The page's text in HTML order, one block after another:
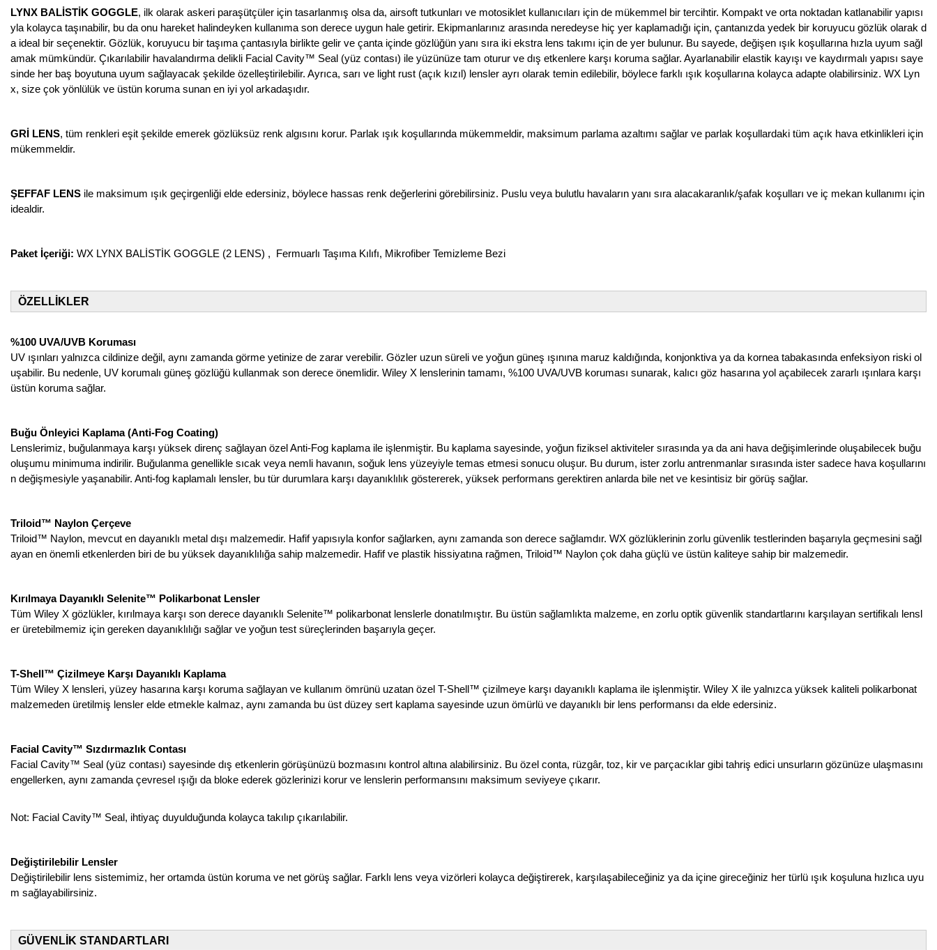
LYNX BALİSTİK GOGGLE, ilk olarak askeri paraşütçüler için tasarlanmış olsa da, airsoft tutkunları ve motosiklet kullanıcıları için de mükemmel bir tercihtir. Kompakt ve orta noktadan katlanabilir yapısı
yla kolayca taşınabilir, bu da onu hareket halindeyken kullanıma son derece uygun hale getirir. Ekipmanlarınız arasında neredeyse hiç yer kaplamadığı için, çantanızda yedek bir koruyucu gözlük olarak d
a ideal bir seçenektir. Gözlük, koruyucu bir taşıma çantasıyla birlikte gelir ve çanta içinde gözlüğün yanı sıra iki ekstra lens takımı için de yer bulunur. Bu sayede, değişen ışık koşullarına hızla uyum sağl
amak mümkündür. Çıkarılabilir havalandırma delikli Facial Cavity™ Seal (yüz contası) ile yüzünüze tam oturur ve dış etkenlere karşı koruma sağlar. Ayarlanabilir elastik kayışı ve kaydırmalı yapısı saye
sinde her baş boyutuna uyum sağlayacak şekilde özelleştirilebilir. Ayrıca, sarı ve light rust (açık kızıl) lensler ayrı olarak temin edilebilir, böylece farklı ışık koşullarına kolayca adapte olabilirsiniz. WX Lyn
x, size çok yönlülük ve üstün koruma sunan en iyi yol arkadaşıdır.
GRİ LENS, tüm renkleri eşit şekilde emerek gözlüksüz renk algısını korur. Parlak ışık koşullarında mükemmeldir, maksimum parlama azaltımı sağlar ve parlak koşullardaki tüm açık hava etkinlikleri için
mükemmeldir.
ŞEFFAF LENS ile maksimum ışık geçirgenliği elde edersiniz, böylece hassas renk değerlerini görebilirsiniz. Puslu veya bulutlu havaların yanı sıra alacakaranlık/şafak koşulları ve iç mekan kullanımı için
idealdir.
Paket İçeriği: WX LYNX BALİSTİK GOGGLE (2 LENS) , Fermuarlı Taşıma Kılıfı, Mikrofiber Temizleme Bezi
ÖZELLİKLER
%100 UVA/UVB Koruması
UV ışınları yalnızca cildinize değil, aynı zamanda görme yetinize de zarar verebilir. Gözler uzun süreli ve yoğun güneş ışınına maruz kaldığında, konjonktiva ya da kornea tabakasında enfeksiyon riski ol
uşabilir. Bu nedenle, UV korumalı güneş gözlüğü kullanmak son derece önemlidir. Wiley X lenslerinin tamamı, %100 UVA/UVB koruması sunarak, kalıcı göz hasarına yol açabilecek zararlı ışınlara karşı
üstün koruma sağlar.
Buğu Önleyici Kaplama (Anti-Fog Coating)
Lenslerimiz, buğulanmaya karşı yüksek direnç sağlayan özel Anti-Fog kaplama ile işlenmiştir. Bu kaplama sayesinde, yoğun fiziksel aktiviteler sırasında ya da ani hava değişimlerinde oluşabilecek buğu
oluşumu minimuma indirilir. Buğulanma genellikle sıcak veya nemli havanın, soğuk lens yüzeyiyle temas etmesi sonucu oluşur. Bu durum, ister zorlu antrenmanlar sırasında ister sadece hava koşullarını
n değişmesiyle yaşanabilir. Anti-fog kaplamalı lensler, bu tür durumlara karşı dayanıklılık göstererek, yüksek performans gerektiren anlarda bile net ve kesintisiz bir görüş sağlar.
Triloid™ Naylon Çerçeve
Triloid™ Naylon, mevcut en dayanıklı metal dışı malzemedir. Hafif yapısıyla konfor sağlarken, aynı zamanda son derece sağlamdır. WX gözlüklerinin zorlu güvenlik testlerinden başarıyla geçmesini sağl
ayan en önemli etkenlerden biri de bu yüksek dayanıklılığa sahip malzemedir. Hafif ve plastik hissiyatına rağmen, Triloid™ Naylon çok daha güçlü ve üstün kaliteye sahip bir malzemedir.
Kırılmaya Dayanıklı Selenite™ Polikarbonat Lensler
Tüm Wiley X gözlükler, kırılmaya karşı son derece dayanıklı Selenite™ polikarbonat lenslerle donatılmıştır. Bu üstün sağlamlıkta malzeme, en zorlu optik güvenlik standartlarını karşılayan sertifikalı lensl
er üretebilmemiz için gereken dayanıklılığı sağlar ve yoğun test süreçlerinden başarıyla geçer.
T-Shell™ Çizilmeye Karşı Dayanıklı Kaplama
Tüm Wiley X lensleri, yüzey hasarına karşı koruma sağlayan ve kullanım ömrünü uzatan özel T-Shell™ çizilmeye karşı dayanıklı kaplama ile işlenmiştir. Wiley X ile yalnızca yüksek kaliteli polikarbonat
malzemeden üretilmiş lensler elde etmekle kalmaz, aynı zamanda bu üst düzey sert kaplama sayesinde uzun ömürlü ve dayanıklı bir lens performansı da elde edersiniz.
Facial Cavity™ Sızdırmazlık Contası
Facial Cavity™ Seal (yüz contası) sayesinde dış etkenlerin görüşünüzü bozmasını kontrol altına alabilirsiniz. Bu özel conta, rüzgâr, toz, kir ve parçacıklar gibi tahriş edici unsurların gözünüze ulaşmasını
engellerken, aynı zamanda çevresel ışığı da bloke ederek gözlerinizi korur ve lenslerin performansını maksimum seviyeye çıkarır.
Not: Facial Cavity™ Seal, ihtiyaç duyulduğunda kolayca takılıp çıkarılabilir.
Değiştirilebilir Lensler
Değiştirilebilir lens sistemimiz, her ortamda üstün koruma ve net görüş sağlar. Farklı lens veya vizörleri kolayca değiştirerek, karşılaşabileceğiniz ya da içine gireceğiniz her türlü ışık koşuluna hızlıca uyu
m sağlayabilirsiniz.
GÜVENLİK STANDARTLARI